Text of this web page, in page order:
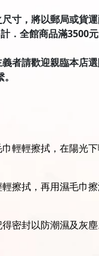
寸，將以郵局或貨
．全館商品滿3500元
者請歡迎親臨本店選
輕輕擦拭，在陽光下
擦拭，再用濕毛巾擦
密封以防潮濕及灰塵